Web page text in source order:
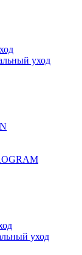
уход
уход